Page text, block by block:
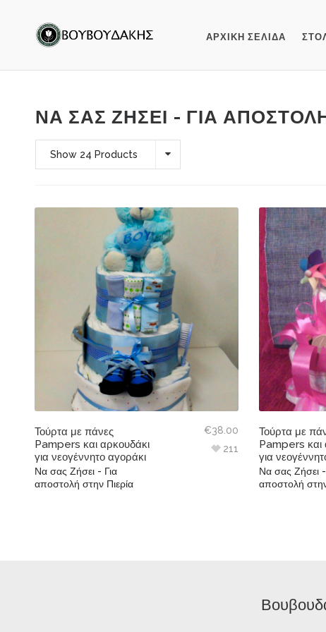
ΑΡΧΙΚΗ ΣΕΛΙΔΑ
ΝΑ ΣΑΣ ΖΉΣΕΙ - ΓΙΑ
Show 24 Products
Τούρτα με πάνες
Pampers και αρκουδάκι
για νεογέννητο αγοράκι
Να σας Ζήσει - Για
αποστολή στην Πιερία
211
€38.00
Τούρτα με
Pampers και
για
Να σας Ζήσει -
αποστολή